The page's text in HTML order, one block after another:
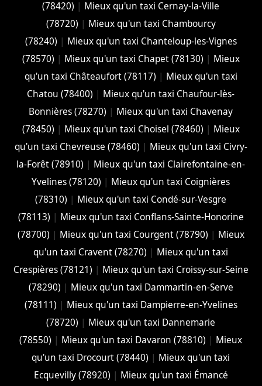
(78420) | Mieux qu'un taxi Cernay-la-Ville
(78720) | Mieux qu'un taxi Chambourcy
(78240) | Mieux qu'un taxi Chanteloup-les-Vignes
(78570) | Mieux qu'un taxi Chapet (78130) | Mieux
qu'un taxi Châteaufort (78117) | Mieux qu'un taxi
Chatou (78400) | Mieux qu'un taxi Chaufour-lès-
Bonnières (78270) | Mieux qu'un taxi Chavenay
(78450) | Mieux qu'un taxi Choisel (78460) | Mieux
qu'un taxi Chevreuse (78460) | Mieux qu'un taxi Civry-
la-Forêt (78910) | Mieux qu'un taxi Clairefontaine-en-
Yvelines (78120) | Mieux qu'un taxi Coignières
(78310) | Mieux qu'un taxi Condé-sur-Vesgre
(78113) | Mieux qu'un taxi Conflans-Sainte-Honorine
(78700) | Mieux qu'un taxi Courgent (78790) | Mieux
qu'un taxi Cravent (78270) | Mieux qu'un taxi
Crespières (78121) | Mieux qu'un taxi Croissy-sur-Seine
(78290) | Mieux qu'un taxi Dammartin-en-Serve
(78111) | Mieux qu'un taxi Dampierre-en-Yvelines
(78720) | Mieux qu'un taxi Dannemarie
(78550) | Mieux qu'un taxi Davaron (78810) | Mieux
qu'un taxi Drocourt (78440) | Mieux qu'un taxi
Ecquevilly (78920) | Mieux qu'un taxi Émancé